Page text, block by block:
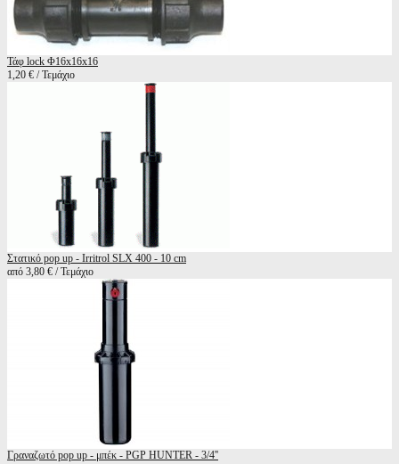
Τάφ lock Φ16x16x16
1,20 € / Τεμάχιο
Στατικό pop up - Irritrol SLX 400 - 10 cm
από 3,80 € / Τεμάχιο
Γραναζωτό pop up - μπέκ - PGP HUNTER - 3/4''